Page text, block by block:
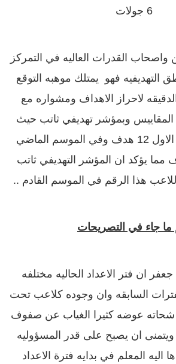
6 جولات
واصحاب القدرات العاليه في التمركز
التهديفيه فهو يمتلك موهبه التوقع
الدقيقه لاحراز الاهداف ومشواره مع
المقاييس وبمؤشر تهديفي ثاتب حيث
احرز في الموسم الاول 12 هدف وفي الموسم الماضي
ايضا 12 هدف مما يؤكد ان المؤشر التهديفي ثاتب
هذا الرقم في الموسم القادم ..
ما جاء في التصريحات
ان فتر الاعداد الحاليه مختلفه
السابقه وان وجوده كلاعب تحت
شحاته عوضه كثيرا الغياب عن صفوف
ان يصبح على قدر المسؤوليه
اليه المعلم في بدايه فترة الاعداد